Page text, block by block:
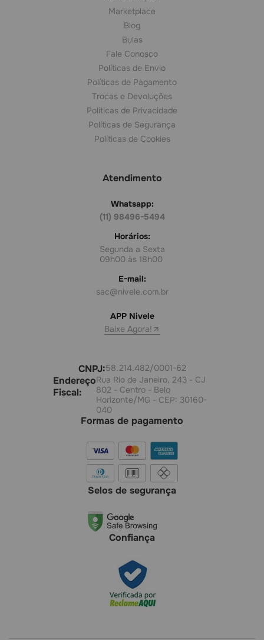
Marketplace
Blog
Bulas
Fale Conosco
Políticas de Envio
Políticas de Pagamento
Trocas e Devoluções
Políticas de Privacidade
Políticas de Segurança
Políticas de Cookies
Atendimento
Whatsapp:
(11) 98496-5494
Horários:
Segunda a Sexta
09h00 às 18h00
E-mail:
sac@nivele.com.br
APP Nivele
Baixe Agora!
CNPJ:58.214.482/0001-62
Endereço
Fiscal:
Rua Rio de Janeiro, 243 - CJ
802 - Centro - Belo
Horizonte/MG - CEP: 30160-
040
Formas de pagamento
Selos de segurança
Confiança